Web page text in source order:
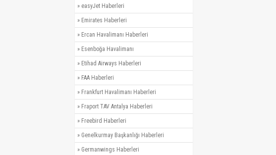
» easyJet Haberleri
» Emirates Haberleri
» Ercan Havalimanı Haberleri
» Esenboğa Havalimanı
» Etihad Airways Haberleri
» FAA Haberleri
» Frankfurt Havalimanı Haberleri
» Fraport TAV Antalya Haberleri
» Freebird Haberleri
» Genelkurmay Başkanlığı Haberleri
» Germanwings Haberleri